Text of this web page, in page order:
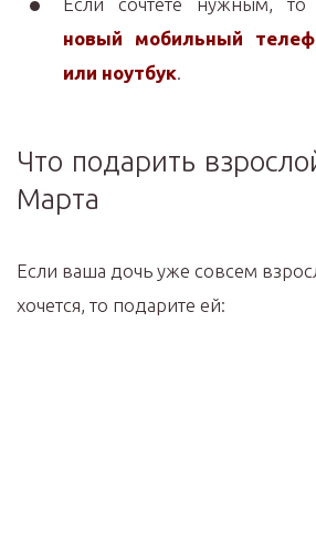
новый мобильный
или ноутбук.
Что подарить
Марта
Если ваша дочь уже совсем
хочется, то подарите ей: